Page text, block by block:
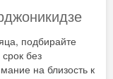
подбирайте
без
на близость к